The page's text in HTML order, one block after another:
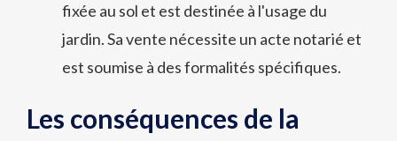
fixée au sol et est destinée à l'usage du
jardin. Sa vente nécessite un acte notarié et
est soumise à des formalités spécifiques.
Les conséquences de la